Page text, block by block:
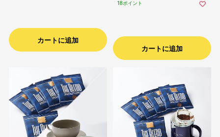
カートに追加
18ポイント
カートに追加